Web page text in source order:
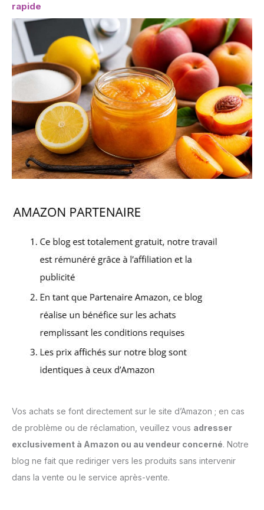
rapide
Vos achats se font directement sur le site d’Amazon ; en cas
de problème ou de réclamation, veuillez vous adresser
exclusivement à Amazon ou au vendeur concerné. Notre
blog ne fait que rediriger vers les produits sans intervenir
dans la vente ou le service après-vente.